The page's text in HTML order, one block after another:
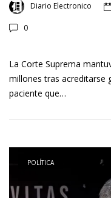
Diario Electronico
0
La Corte Suprema
millones tras acreditarse
paciente que…
POLÍTICA